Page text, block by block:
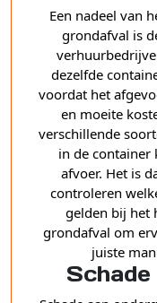
Een nadeel van
grondafval is
dezelfde
voordat het
en moeite
verschillende
in de container
afvoer. Het is
controleren
gelden bij het
grondafval om
juiste